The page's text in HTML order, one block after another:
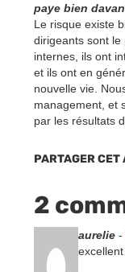
paye bien
Le risque existe
dirigeants sont le
internes, ils ont
et ils ont en
nouvelle vie.
management, et
par les résultats
PARTAGER CET
2
aurelie-
excellent